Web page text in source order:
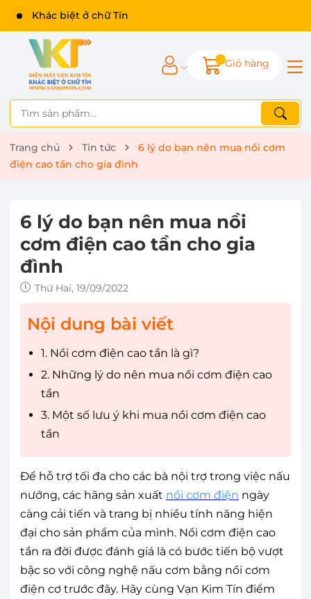
Khác biệt ở chữ Tín
Giỏ hàng
Trang chủ Tin tức
6 lý do bạn nên mua nồi cơm
điện cao tần cho gia đình
6 lý do bạn nên mua nồi
cơm điện cao tần cho gia
đình
Thứ Hai, 19/09/2022
Nội dung bài viết
1. Nồi cơm điện cao tần là gì?
2. Những lý do nên mua nồi cơm điện cao
tần
3. Một số lưu ý khi mua nồi cơm điện cao
tần
Để hỗ trợ tối đa cho các bà nội trợ trong việc nấu
nướng, các hãng sản xuất nồi cơm điện ngày
càng cải tiến và trang bị nhiều tính năng hiện
đại cho sản phẩm của mình. Nồi cơm điện cao
tần ra đời được đánh giá là có bước tiến bộ vượt
bậc so với công nghệ nấu cơm bằng nồi cơm
điện cơ trước đây. Hãy cùng Vạn Kim Tín điểm